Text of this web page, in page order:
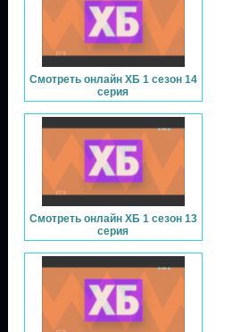
Смотреть онлайн ХБ 1 сезон 14
серия
Смотреть онлайн ХБ 1 сезон 13
серия